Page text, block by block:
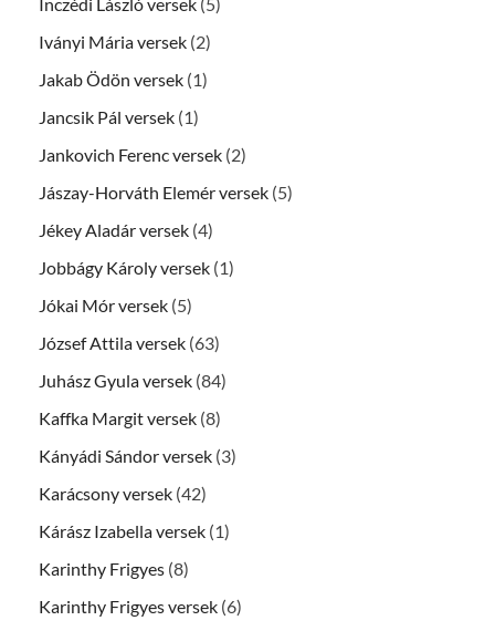
Iványi Mária versek (2)
Jakab Ödön versek (1)
Jancsik Pál versek (1)
Jankovich Ferenc versek (2)
Jászay-Horváth Elemér versek (5)
Jékey Aladár versek (4)
Jobbágy Károly versek (1)
Jókai Mór versek (5)
József Attila versek (63)
Juhász Gyula versek (84)
Kaffka Margit versek (8)
Kányádi Sándor versek (3)
Karácsony versek (42)
Kárász Izabella versek (1)
Karinthy Frigyes (8)
Karinthy Frigyes versek (6)